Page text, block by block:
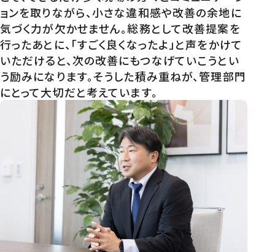
ョンを取りながら、小さな違和感や改善の余地に
気づく力が欠かせません。総務として改善提案を
行ったあとに、「すごく良くなったよ」と声をかけて
いただけると、次の改善にもつなげていこうとい
う励みになります。そうした積み重ねが、管理部門
にとって大切だと考えています。